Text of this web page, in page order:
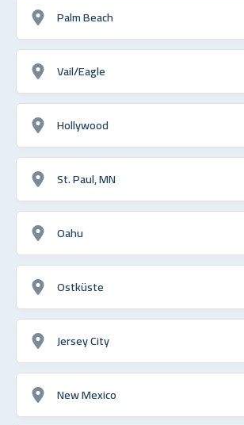
Palm Beach
Vail/Eagle
Hollywood
St. Paul, MN
Oahu
Ostküste
Jersey City
New Mexico